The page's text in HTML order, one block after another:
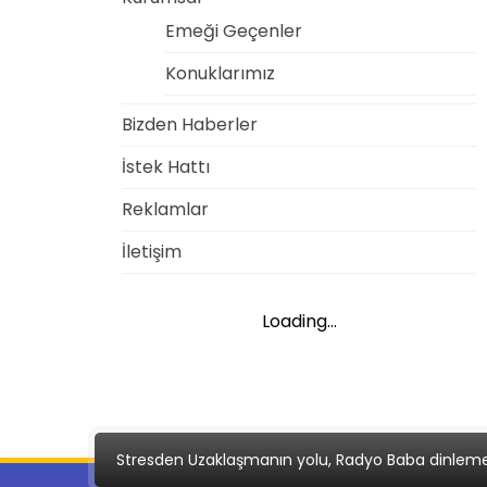
Emeği Geçenler
Konuklarımız
Bizden Haberler
İstek Hattı
Reklamlar
İletişim
Loading...
Stresden Uzaklaşmanın yolu, Radyo Baba